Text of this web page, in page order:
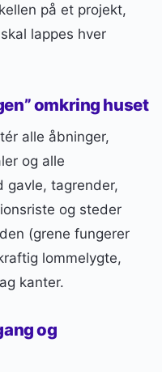
på et projekt,
lappes hver
omkring huset
alle åbninger,
og alle
gavle, tagrender,
og steder
(grene fungerer
lommelygte,
kanter.
og